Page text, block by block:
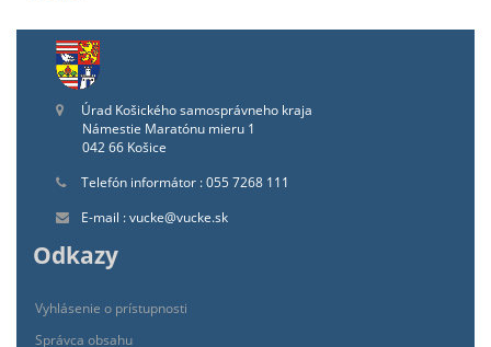
Úrad Košického samosprávneho kraja
Námestie Maratónu mieru 1
042 66 Košice
Telefón informátor : 055 7268 111
E-mail : vucke@vucke.sk
Odkazy
Vyhlásenie o prístupnosti
Správca obsahu